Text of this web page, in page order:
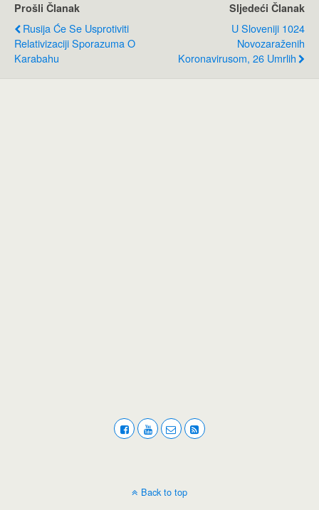
Prošli Članak
Rusija Će Se Usprotiviti
Relativizaciji Sporazuma O
Karabahu
Sljedeći Članak
U Sloveniji 1024
Novozaraženih
Koronavirusom, 26 Umrlih
Back to top